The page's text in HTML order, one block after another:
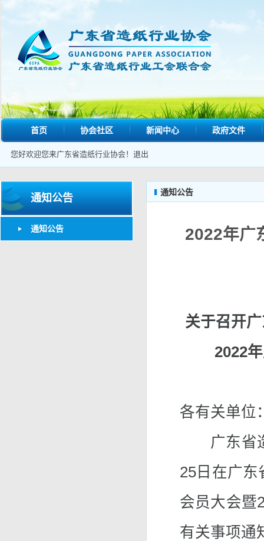
首页 协会社区 新闻中心 政府文件
您好欢迎您来广东省造纸行业协会！ 退出
通知公告
通知公告
通知公告
2022年广
关于召开
2022
各有关单位
广东省造
25日在广东
会员大会暨
有关事项通